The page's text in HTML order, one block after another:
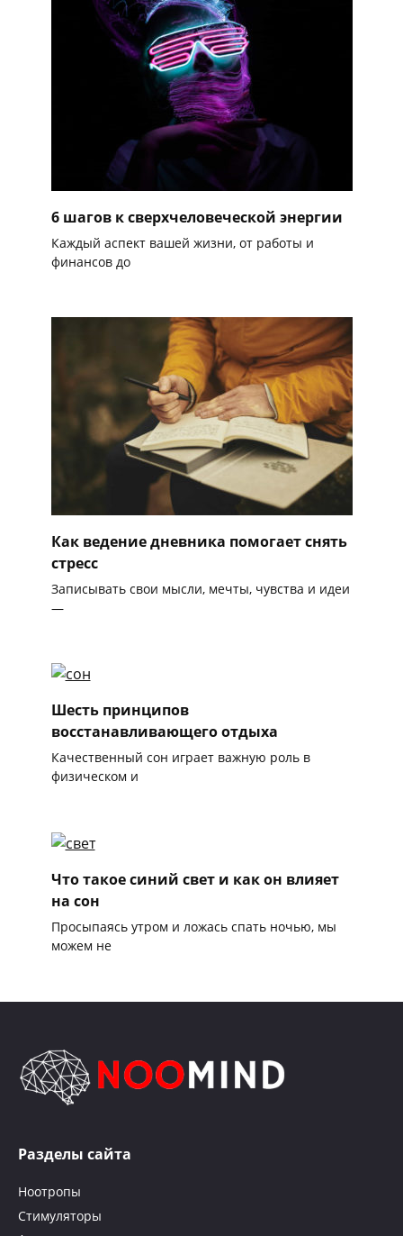
6 шагов к сверхчеловеческой энергии
Каждый аспект вашей жизни, от работы и
финансов до
Как ведение дневника помогает снять
стресс
Записывать свои мысли, мечты, чувства и идеи
—
Шесть принципов
восстанавливающего отдыха
Качественный сон играет важную роль в
физическом и
Что такое синий свет и как он влияет
на сон
Просыпаясь утром и ложась спать ночью, мы
можем не
Разделы сайта
Ноотропы
Стимуляторы